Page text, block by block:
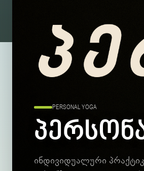
PERSONAL YOGA
ინდივიდუალური